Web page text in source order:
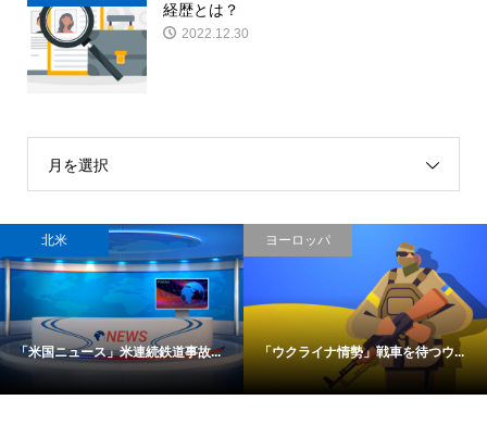
経歴とは？
2022.12.30
月を選択
北米
「米国ニュース」米連続鉄道事故...
ヨーロッパ
「ウクライナ情勢」戦車を待つウ...